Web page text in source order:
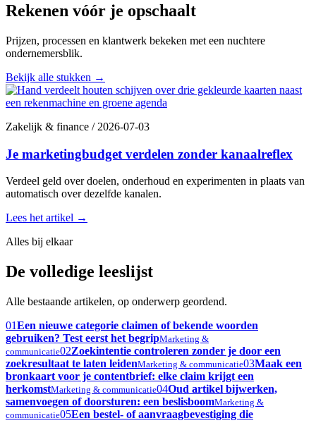
Rekenen vóór je opschaalt
Prijzen, processen en klantwerk bekeken met een nuchtere
ondernemersblik.
Bekijk alle stukken →
Zakelijk & finance /2026-07-03
Je marketingbudget verdelen zonder kanaalreflex
Verdeel geld over doelen, onderhoud en experimenten in plaats van
automatisch over dezelfde kanalen.
Lees het artikel →
Alles bij elkaar
De volledige leeslijst
Alle bestaande artikelen, op onderwerp geordend.
01Een nieuwe categorie claimen of bekende woorden
gebruiken? Test eerst het begripMarketing &
communicatie02Zoekintentie controleren zonder je door een
zoekresultaat te laten leidenMarketing & communicatie03Maak een
bronkaart voor je contentbrief: elke claim krijgt een
herkomstMarketing & communicatie04Oud artikel bijwerken,
samenvoegen of doorsturen: een beslisboomMarketing &
communicatie05Een bestel- of aanvraagbevestiging die